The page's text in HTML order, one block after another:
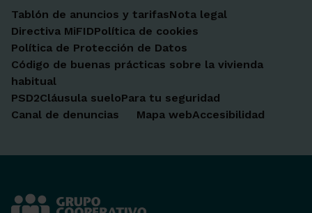
Tablón de anuncios y tarifasNota legal
Directiva MiFIDPolítica de cookies
Política de Protección de Datos
Código de buenas prácticas sobre la vivienda
habitual
PSD2Cláusula sueloPara tu seguridad
Canal de denuncias
Mapa webAccesibilidad